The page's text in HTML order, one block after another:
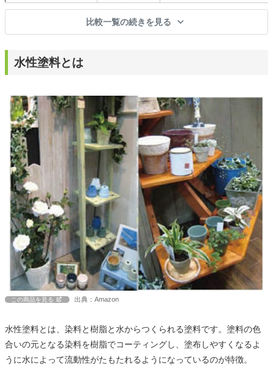
比較一覧の続きを見る
水性塗料とは
この商品を見る 出典：Amazon
水性塗料とは、染料と樹脂と水からつくられる塗料です。塗料の色
合いの元となる染料を樹脂でコーティングし、塗布しやすくなるよ
うに水によって流動性がたもたれるようになっているのが特徴。